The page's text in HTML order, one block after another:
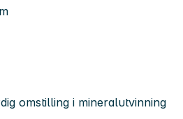
omstilling i mineralutvinning